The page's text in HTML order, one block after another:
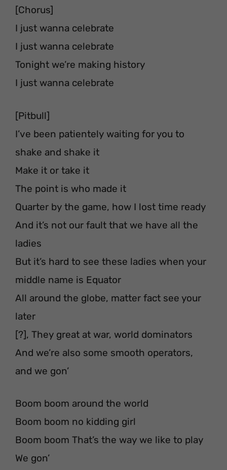
[Chorus]
I just wanna celebrate
I just wanna celebrate
Tonight we’re making history
I just wanna celebrate
[Pitbull]
I’ve been patientely waiting for you to
shake and shake it
Make it or take it
The point is who made it
Quarter by the game, how I lost time ready
And it’s not our fault that we have all the
ladies
But it’s hard to see these ladies when your
middle name is Equator
All around the globe, matter fact see your
later
[?], They great at war, world dominators
And we’re also some smooth operators,
and we gon’
Boom boom around the world
Boom boom no kidding girl
Boom boom That’s the way we like to play
We gon’